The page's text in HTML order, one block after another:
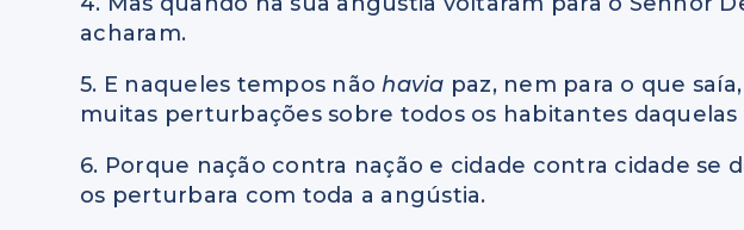
acharam.
5. E naqueles tempos nãohavia paz, nem para o que
muitas perturbações sobre todos os habitantes daquelas
6. Porque nação contra nação e cidade contra cidade se
os perturbara com toda a angústia.